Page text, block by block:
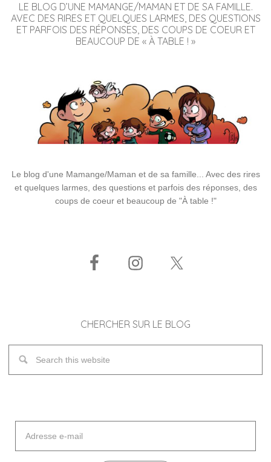
LE BLOG D’UNE MAMANGE/MAMAN ET DE SA FAMILLE.
AVEC DES RIRES ET QUELQUES LARMES, DES QUESTIONS
ET PARFOIS DES RÉPONSES, DES COUPS DE COEUR ET
BEAUCOUP DE « À TABLE ! »
Le blog d'une Mamange/Maman et de sa famille... Avec des rires
et quelques larmes, des questions et parfois des réponses, des
coups de coeur et beaucoup de "À table !"
CHERCHER SUR LE BLOG
mail